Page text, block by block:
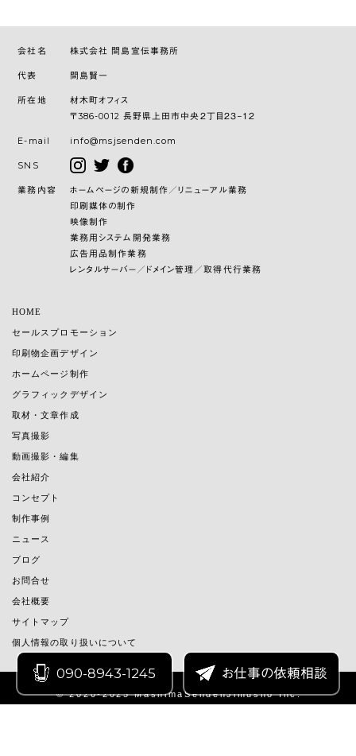
会社名 株式会社 間島宣伝事務所
代表 間島賢一
所在地
材木町オフィス
〒386-0012 長野県上田市中央２丁目２３−１２
E-mail info@msjsenden.com
SNS
業務内容
ホームページの新規制作／リニューアル業務
印刷媒体の制作
映像制作
業務用システム開発業務
広告用品制作業務
レンタルサーバー／ドメイン管理／取得代行業務
HOME
セールスプロモーション
印刷物企画デザイン
ホームページ制作
グラフィックデザイン
取材・文章作成
写真撮影
動画撮影・編集
会社紹介
コンセプト
制作事例
ニュース
ブログ
お問合せ
会社概要
サイトマップ
個人情報の取り扱いについて
© 2020-2025 MashimaSendenJimusho Inc.
090-8943-1245 お仕事の依頼相談